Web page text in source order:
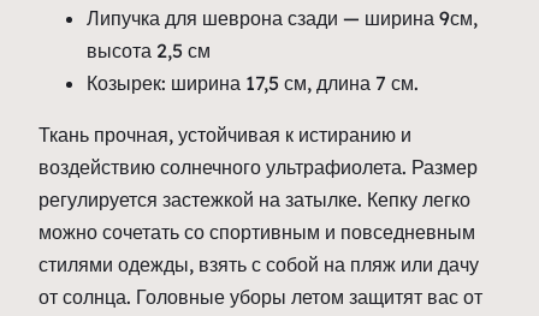
Липучка для шеврона сзади — ширина 9см,
высота 2,5 см
Козырек: ширина 17,5 см, длина 7 см.
Ткань прочная, устойчивая к истиранию и
воздействию солнечного ультрафиолета. Размер
регулируется застежкой на затылке. Кепку легко
можно сочетать со спортивным и повседневным
стилями одежды, взять с собой на пляж или дачу
от солнца. Головные уборы летом защитят вас от